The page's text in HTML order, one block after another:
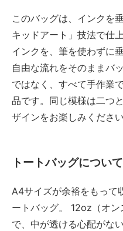
このバッグは、インクを
キッドアート」技法で仕
インクを、筆を使わずに
自由な流れをそのままバ
ではなく、すべて手作業
品です。同じ模様は二つ
ザインをお楽しみください
トートバッグについて
A4サイズが余裕をもって
ートバッグ。 12oz（オ
で、中が透ける心配がな